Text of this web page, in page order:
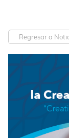
Regresar a